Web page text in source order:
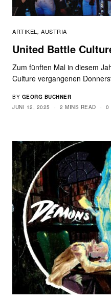
ARTIKEL , AUSTRIA
United Battle
Zum fünften Mal in diesem
Culture vergangenen
BY GEORG BUCHNER
JUNI 12, 2025
2 MINS READ 0